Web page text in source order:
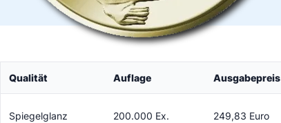
Qualität Auflage Ausgabepreis
Spiegelglanz 200.000 Ex. 249,83 Euro